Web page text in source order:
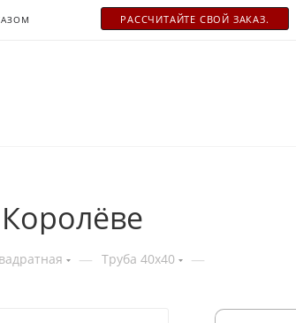
РАСCЧИТАЙТЕ СВОЙ ЗАКАЗ.
— Труба 40x40 —